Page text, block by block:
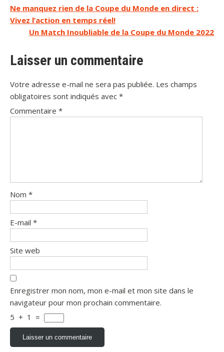
Navigation
de
l’article
Ne manquez rien de la Coupe du Monde en direct :
Vivez l’action en temps réel!
Un Match Inoubliable de la Coupe du Monde 2022
Laisser un commentaire
Votre adresse e-mail ne sera pas publiée. Les champs
obligatoires sont indiqués avec *
Commentaire *
Nom *
E-mail *
Site web
Enregistrer mon nom, mon e-mail et mon site dans le
navigateur pour mon prochain commentaire.
5 + 1 =